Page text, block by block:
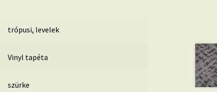
trópusi, levelek
Vinyl tapéta
szürke